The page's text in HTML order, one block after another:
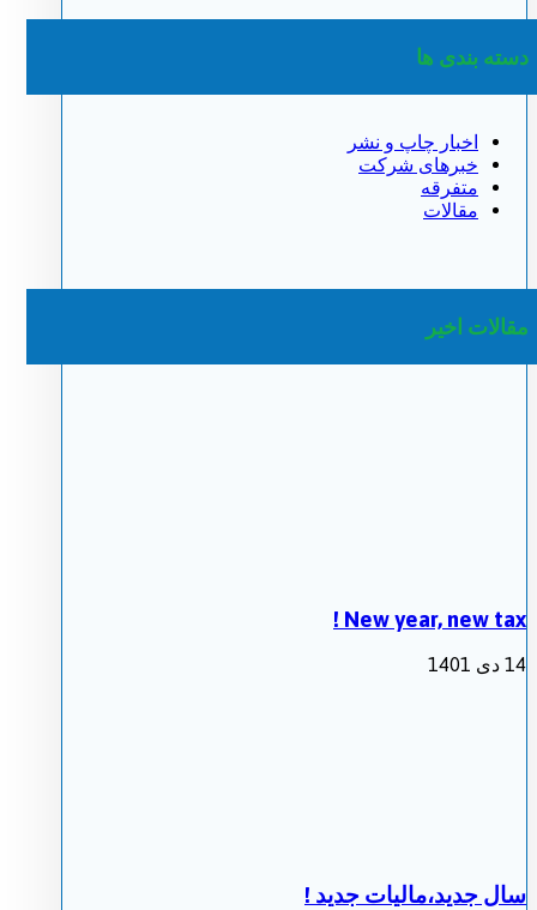
دسته بندی ها
اخبار چاپ و نشر
خبرهای شرکت
متفرقه
مقالات
مقالات اخیر
New year, new tax !
14 دی 1401
سال جدید،مالیات جدید !